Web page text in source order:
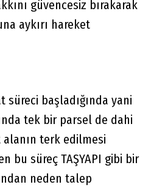
güvencesiz bırakarak
aykırı hareket
süreci başladığında yani
tek bir parsel de dahi
terk edilmesi
bu süreç TAŞYAPI gibi bir
neden talep